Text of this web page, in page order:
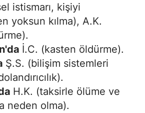
istismarı, kişiyi
yoksun kılma), A.K.
İ.C. (kasten öldürme).
Ş.S. (bilişim sistemleri
H.K. (taksirle ölüme ve
neden olma).